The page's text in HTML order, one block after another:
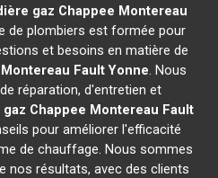
gaz Chappee Montereau
de plombiers est formée pour
et besoins en matière de
Montereau Fault Yonne. Nous
réparation, d'entretien et
Chappee Montereau Fault
pour améliorer l'efficacité
de chauffage. Nous sommes
nos résultats, avec des clients